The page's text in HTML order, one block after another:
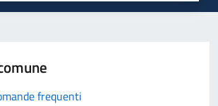
frequenti